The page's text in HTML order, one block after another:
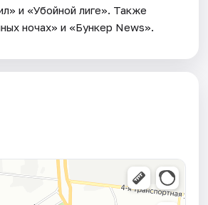
и «Убойной лиге». Также
ночах» и «Бункер News».